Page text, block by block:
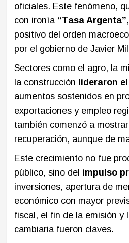
oficiales. Este fenómeno,
con ironía “Tasa Argenta”
positivo del orden
por el gobierno de Javier
Sectores como el agro, la
la construcción lideraron
aumentos sostenidos en
exportaciones y empleo
también comenzó a
recuperación, aunque de
Este crecimiento no fue
público, sino del impulso
inversiones, apertura de
económico con mayor
fiscal, el fin de la emisión y
cambiaria fueron claves.